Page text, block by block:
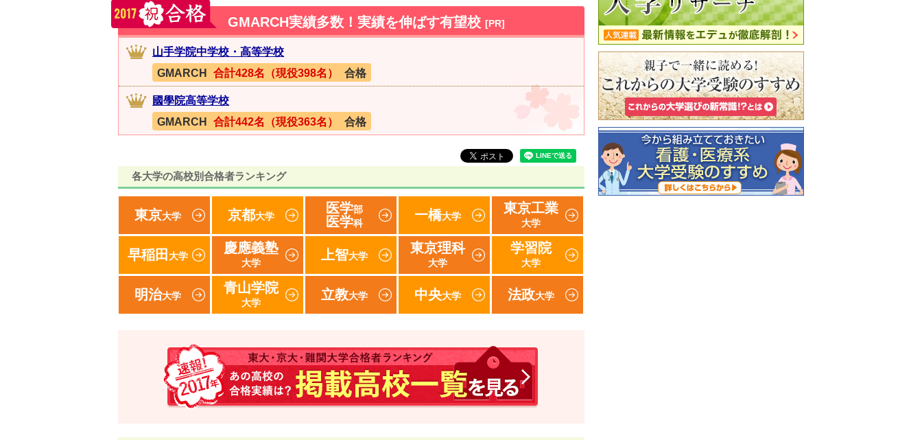
GMARCH実績多数！実績を伸ばす有望校 [PR]
山手学院中学校・高等学校
GMARCH
合計428名（現役398名） 合格
國學院高等学校
GMARCH
合計442名（現役363名） 合格
各大学の高校別合格者ランキング
東京大学 京都大学
医学部
医学科
一橋大学
東京工業
大学
早稲田 大学
慶應義塾
大学
上智大学
東京理科
大学
学習院
大学
明治大学
青山学院
大学
立教大学 中央大学 法政大学